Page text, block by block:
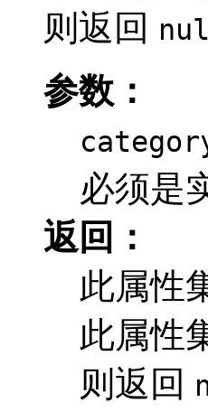
则返回
参数：
必须是
返回：
此属性
此属性
则返回